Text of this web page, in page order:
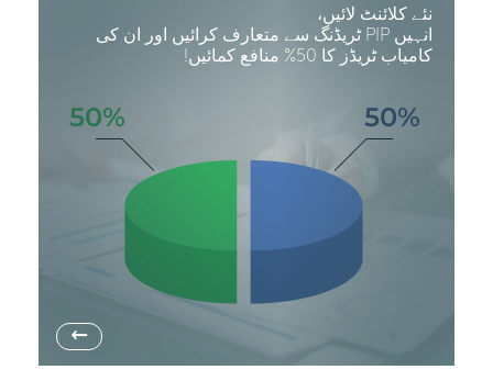
نئے کلائنٹ لائیں،
انہیں PIP ٹریڈنگ سے متعارف کرائیں اور ان کی
کامیاب ٹریڈز کا 50% منافع کمائیں!
→